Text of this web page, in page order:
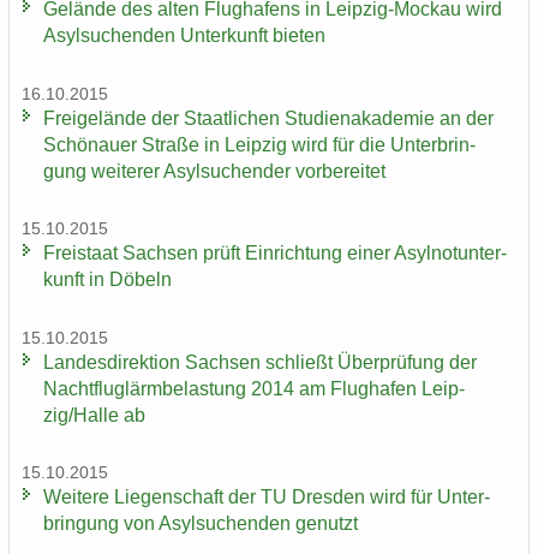
Ge­län­de des alten Flug­ha­fens in Leipzig-​Mockau wird
Asyl­su­chen­den Un­ter­kunft bie­ten
16.10.2015
Frei­ge­län­de der Staat­li­chen Stu­di­en­aka­de­mie an der
Schö­nau­er Stra­ße in Leip­zig wird für die Un­ter­brin­
gung wei­te­rer Asyl­su­chen­der vor­be­rei­tet
15.10.2015
Frei­staat Sach­sen prüft Ein­rich­tung einer Asyl­not­un­ter­
kunft in Dö­beln
15.10.2015
Lan­des­di­rek­ti­on Sach­sen schließt Über­prü­fung der
Nacht­flug­lärm­be­las­tung 2014 am Flug­ha­fen Leip­
zig/Halle ab
15.10.2015
Wei­te­re Lie­gen­schaft der TU Dres­den wird für Un­ter­
brin­gung von Asyl­su­chen­den ge­nutzt